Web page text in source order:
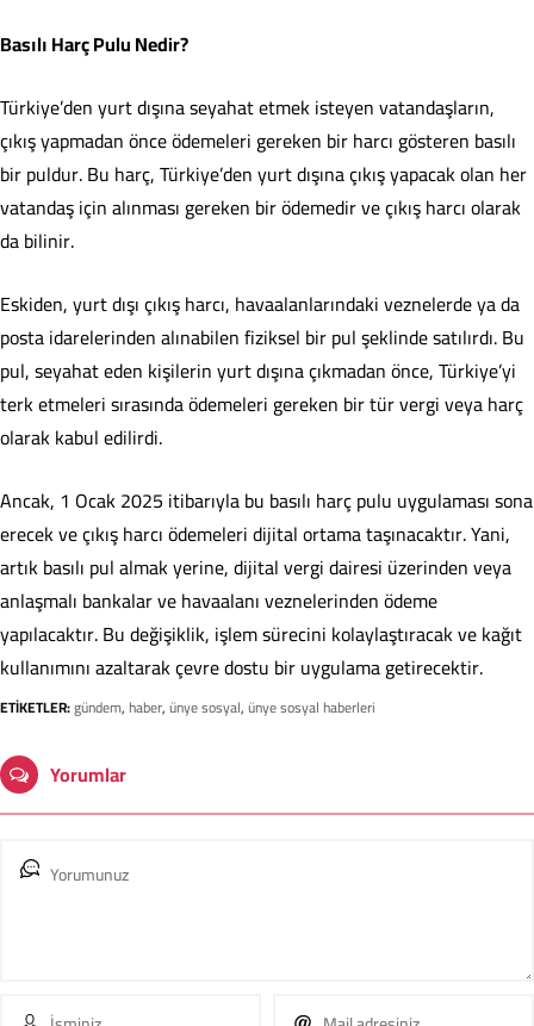
Basılı Harç Pulu Nedir?
Türkiye’den yurt dışına seyahat etmek isteyen vatandaşların,
çıkış yapmadan önce ödemeleri gereken bir harcı gösteren basılı
bir puldur. Bu harç, Türkiye’den yurt dışına çıkış yapacak olan her
vatandaş için alınması gereken bir ödemedir ve çıkış harcı olarak
da bilinir.
Eskiden, yurt dışı çıkış harcı, havaalanlarındaki veznelerde ya da
posta idarelerinden alınabilen fiziksel bir pul şeklinde satılırdı. Bu
pul, seyahat eden kişilerin yurt dışına çıkmadan önce, Türkiye’yi
terk etmeleri sırasında ödemeleri gereken bir tür vergi veya harç
olarak kabul edilirdi.
Ancak, 1 Ocak 2025 itibarıyla bu basılı harç pulu uygulaması sona
erecek ve çıkış harcı ödemeleri dijital ortama taşınacaktır. Yani,
artık basılı pul almak yerine, dijital vergi dairesi üzerinden veya
anlaşmalı bankalar ve havaalanı veznelerinden ödeme
yapılacaktır. Bu değişiklik, işlem sürecini kolaylaştıracak ve kağıt
kullanımını azaltarak çevre dostu bir uygulama getirecektir.
ETİKETLER:gündem, haber,ünye sosyal,ünye sosyal haberleri
Yorumlar